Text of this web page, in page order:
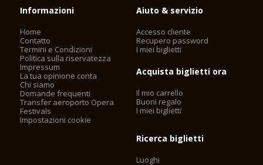
Informazioni
Home
Contatto
Termini e Condizioni
Politica sulla riservatezza
Impressum
La tua opinione conta
Chi siamo
Domande frequenti
Transfer aeroporto Opera
Festivals
Impostazioni cookie
Aiuto & servizio
Accesso cliente
Recupero password
I miei biglietti
Acquista biglietti ora
Il mio carrello
Buoni regalo
I miei biglietti
Ricerca biglietti
Luoghi